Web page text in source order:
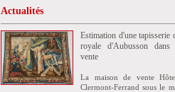
Actualités
Estimation d'une tapisserie
royale d'Aubusson dans
vente
La maison de vente
Clermont-Ferrand sous le